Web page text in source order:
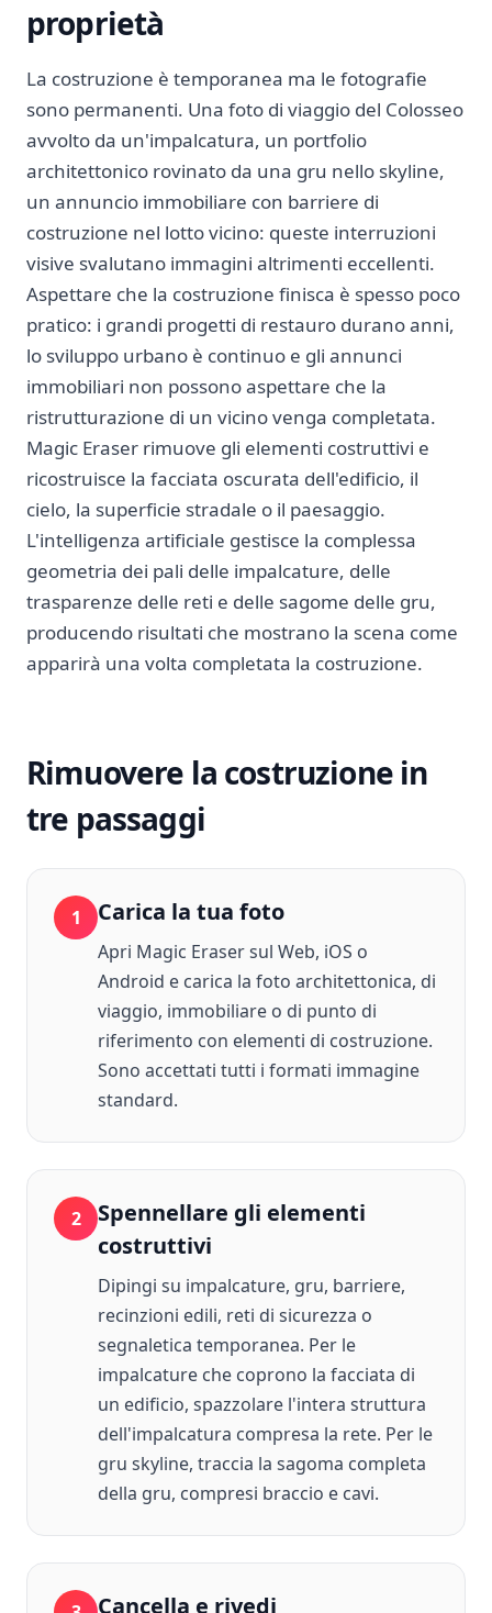
proprietà
La costruzione è temporanea ma le fotografie
sono permanenti. Una foto di viaggio del Colosseo
avvolto da un'impalcatura, un portfolio
architettonico rovinato da una gru nello skyline,
un annuncio immobiliare con barriere di
costruzione nel lotto vicino: queste interruzioni
visive svalutano immagini altrimenti eccellenti.
Aspettare che la costruzione finisca è spesso poco
pratico: i grandi progetti di restauro durano anni,
lo sviluppo urbano è continuo e gli annunci
immobiliari non possono aspettare che la
ristrutturazione di un vicino venga completata.
Magic Eraser rimuove gli elementi costruttivi e
ricostruisce la facciata oscurata dell'edificio, il
cielo, la superficie stradale o il paesaggio.
L'intelligenza artificiale gestisce la complessa
geometria dei pali delle impalcature, delle
trasparenze delle reti e delle sagome delle gru,
producendo risultati che mostrano la scena come
apparirà una volta completata la costruzione.
Rimuovere la costruzione in
tre passaggi
1 Carica la tua foto
Apri Magic Eraser sul Web, iOS o
Android e carica la foto architettonica, di
viaggio, immobiliare o di punto di
riferimento con elementi di costruzione.
Sono accettati tutti i formati immagine
standard.
2
Spennellare gli elementi
costruttivi
Dipingi su impalcature, gru, barriere,
recinzioni edili, reti di sicurezza o
segnaletica temporanea. Per le
impalcature che coprono la facciata di
un edificio, spazzolare l'intera struttura
dell'impalcatura compresa la rete. Per le
gru skyline, traccia la sagoma completa
della gru, compresi braccio e cavi.
Cancella e rivedi